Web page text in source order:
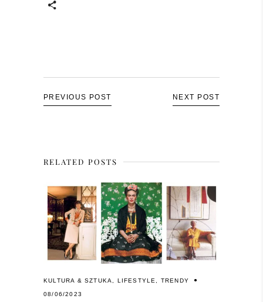
PREVIOUS POST NEXT POST
RELATED POSTS
KULTURA & SZTUKA LIFESTYLE TRENDY
08/06/2023